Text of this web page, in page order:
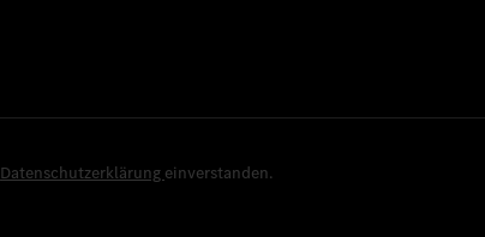
Datenschutzerklärung einverstanden.